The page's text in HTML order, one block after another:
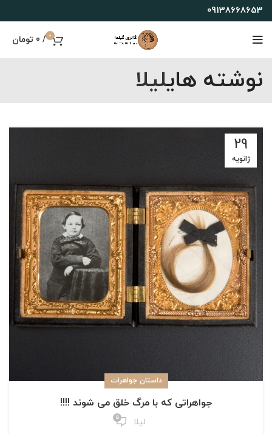
09138668653
0
/
0 تومان
نوشته هایلیلا
29
ژانویه
داستان جواهرات
جواهراتی که با مرگ خلق می شوند !!!!
لیلا 5